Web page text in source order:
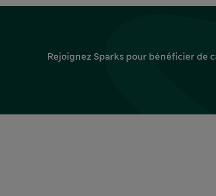
Rejoignez Sparks pour bénéficier de